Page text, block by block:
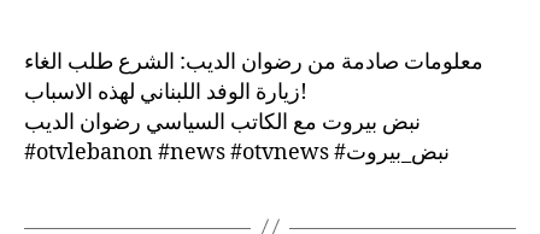
معلومات صادمة من رضوان الديب: الشرع طلب الغاء
زيارة الوفد اللبناني لهذه الاسباب!
نبض بيروت مع الكاتب السياسي رضوان الديب
#otvlebanon #news #otvnews #نبض_بيروت